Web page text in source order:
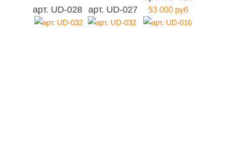
арт. UD-028 арт. UD-027 53 000 руб